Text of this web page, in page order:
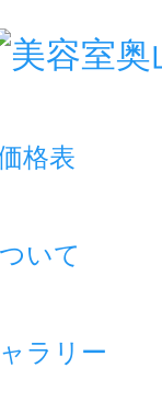
格表
いて
ラリー